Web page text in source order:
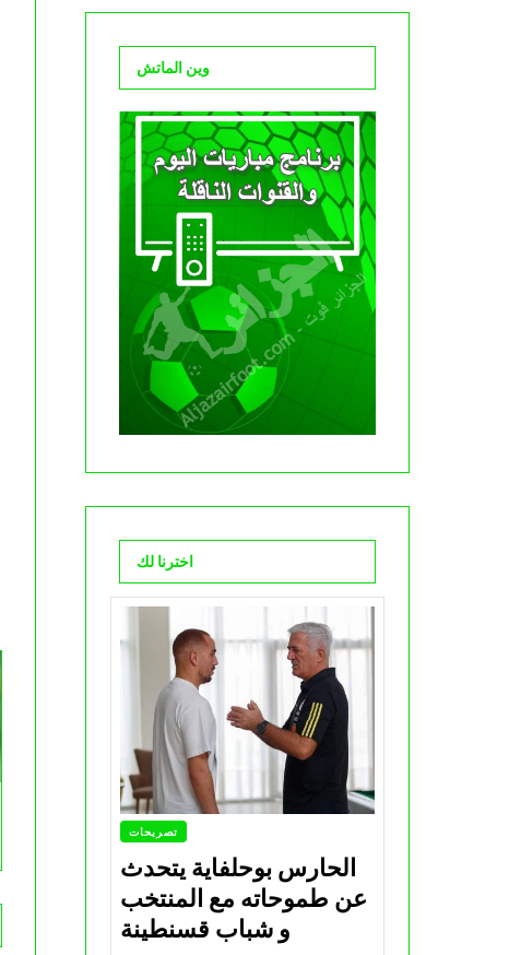
وين الماتش
اخترنا لك
تصريحات
الحارس بوحلفاية يتحدث
عن طموحاته مع المنتخب
و شباب قسنطينة